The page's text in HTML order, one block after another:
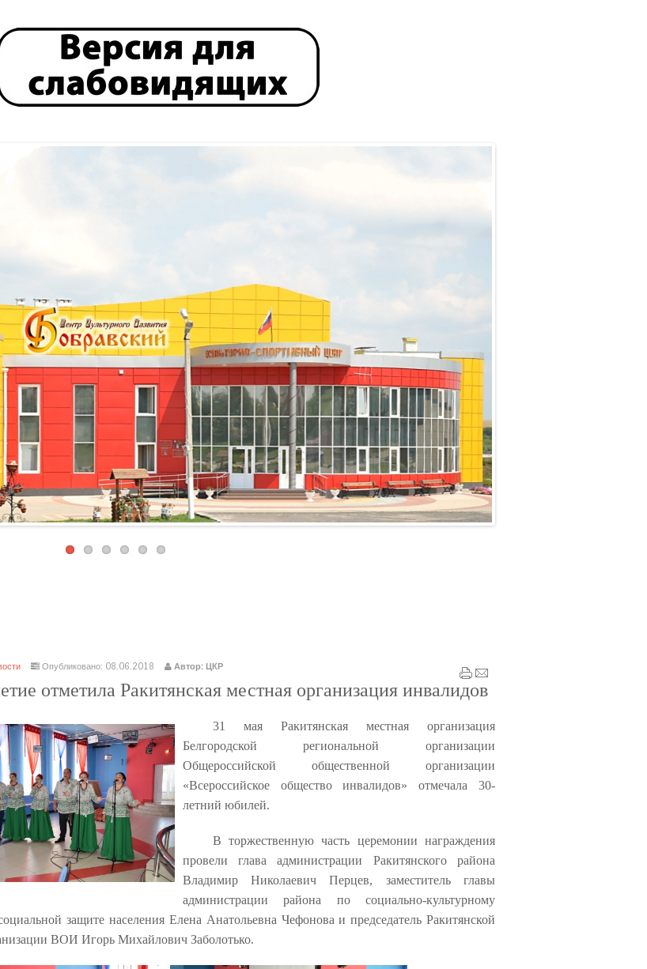
Joomla
Опубликовано: 08.06.2018 Автор: ЦКР
отметила Ракитянская местная организация инвалидов
31 мая Ракитянская местная организация
Белгородской региональной организации
Общероссийской общественной организации
«Всероссийское общество инвалидов» отмечала 30-
летний юбилей.
В торжественную часть церемонии награждения
провели глава администрации Ракитянского района
Владимир Николаевич Перцев, заместитель главы
администрации района по социально-культурному
защите населения Елена Анатольевна Чефонова и председатель Ракитянской
ВОИ Игорь Михайлович Заболотько.